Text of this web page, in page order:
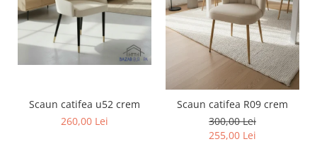
Scaun catifea u52 crem
260,00 Lei
Scaun catifea R09 crem
300,00 Lei
255,00 Lei